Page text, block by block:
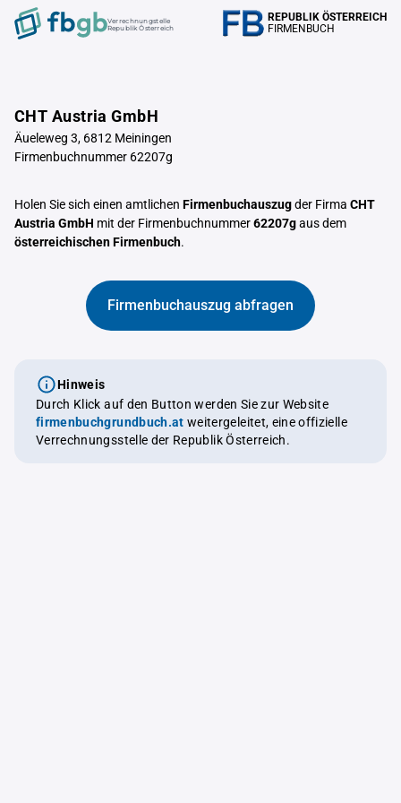
Verrechnungstelle
Republik Österreich
REPUBLIK ÖSTERREICH
FIRMENBUCH
CHT Austria GmbH
Äueleweg 3, 6812 Meiningen
Firmenbuchnummer 62207g
Holen Sie sich einen amtlichen Firmenbuchauszugder Firma CHT
Austria GmbH mit der Firmenbuchnummer62207gaus dem
österreichischen Firmenbuch.
Firmenbuchauszug abfragen
Hinweis
Durch Klick auf den Button werden Sie zur Website
firmenbuchgrundbuch.at weitergeleitet, eine offizielle
Verrechnungsstelle der Republik Österreich.